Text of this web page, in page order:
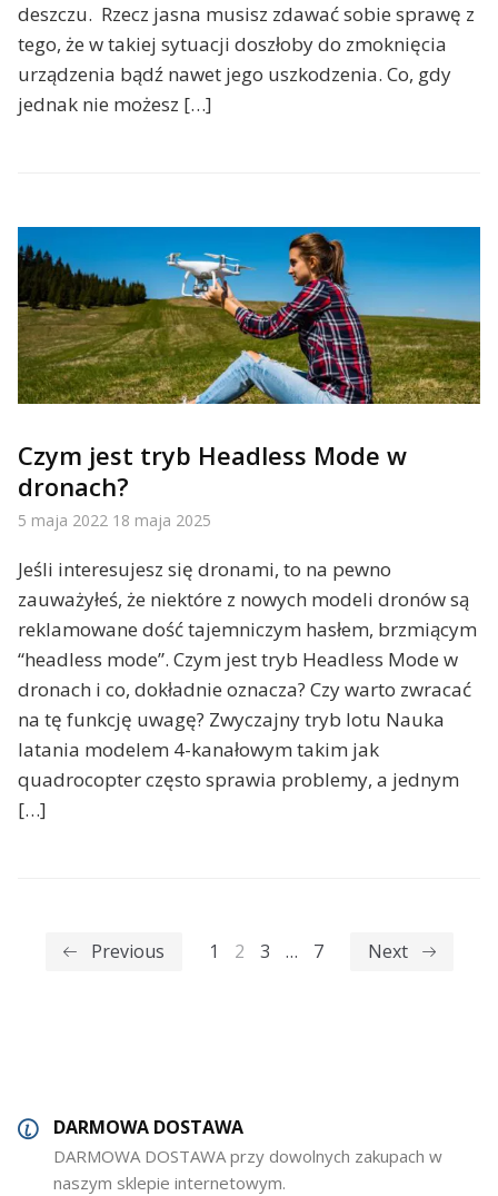
deszczu. Rzecz jasna musisz zdawać sobie sprawę z
tego, że w takiej sytuacji doszłoby do zmoknięcia
urządzenia bądź nawet jego uszkodzenia. Co, gdy
jednak nie możesz […]
Czym jest tryb Headless Mode w
dronach?
5 maja 2022 18 maja 2025
Jeśli interesujesz się dronami, to na pewno
zauważyłeś, że niektóre z nowych modeli dronów są
reklamowane dość tajemniczym hasłem, brzmiącym
“headless mode”. Czym jest tryb Headless Mode w
dronach i co, dokładnie oznacza? Czy warto zwracać
na tę funkcję uwagę? Zwyczajny tryb lotu Nauka
latania modelem 4-kanałowym takim jak
quadrocopter często sprawia problemy, a jednym
[…]
Previous 1 2 3 … 7 Next
DARMOWA DOSTAWA
DARMOWA DOSTAWA przy dowolnych zakupach w
naszym sklepie internetowym.